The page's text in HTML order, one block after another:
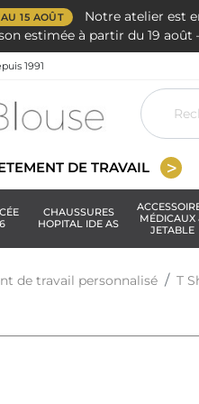
15 AOÛT
Notre atelier est
estimée à partir du 19
1991
DE TRAVAIL
CHAUSSURES
HOPITAL IDE AS
MÉDICAUX
JETABLE
de travail personnalisé T